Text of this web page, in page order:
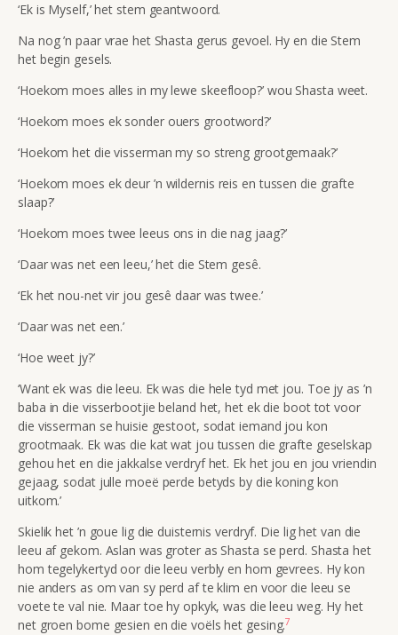
‘Ek is Myself,’ het stem geantwoord.
Na nog ’n paar vrae het Shasta gerus gevoel. Hy en die Stem
het begin gesels.
‘Hoekom moes alles in my lewe skeefloop?’ wou Shasta weet.
‘Hoekom moes ek sonder ouers grootword?’
‘Hoekom het die visserman my so streng grootgemaak?’
‘Hoekom moes ek deur ’n wildernis reis en tussen die grafte
slaap?’
‘Hoekom moes twee leeus ons in die nag jaag?’
‘Daar was net een leeu,’ het die Stem gesê.
‘Ek het nou-net vir jou gesê daar was twee.’
‘Daar was net een.’
‘Hoe weet jy?’
‘Want ek was die leeu. Ek was die hele tyd met jou. Toe jy as ’n
baba in die visserbootjie beland het, het ek die boot tot voor
die visserman se huisie gestoot, sodat iemand jou kon
grootmaak. Ek was die kat wat jou tussen die grafte geselskap
gehou het en die jakkalse verdryf het. Ek het jou en jou vriendin
gejaag, sodat julle moeë perde betyds by die koning kon
uitkom.’
Skielik het ’n goue lig die duisternis verdryf. Die lig het van die
leeu af gekom. Aslan was groter as Shasta se perd. Shasta het
hom tegelykertyd oor die leeu verbly en hom gevrees. Hy kon
nie anders as om van sy perd af te klim en voor die leeu se
voete te val nie. Maar toe hy opkyk, was die leeu weg. Hy het
net groen bome gesien en die voëls het gesing.7